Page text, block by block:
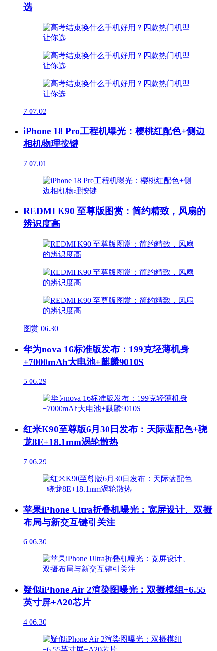
选
7 07.02
iPhone 18 Pro工程机曝光：樱桃红配色+侧边
相机物理按键
7 07.01
REDMI K90 至尊版图赏：简约精致，风扇的
辨识度高
图赏 06.30
华为nova 16标准版发布：199克轻薄机身
+7000mAh大电池+麒麟9010S
5 06.29
红米K90至尊版6月30日发布：天际蓝配色+骁
龙8E+18.1mm涡轮散热
7 06.29
苹果iPhone Ultra折叠机曝光：宽屏设计、双摄
布局与新交互键引关注
6 06.30
疑似iPhone Air 2渲染图曝光：双摄模组+6.55
英寸屏+A20芯片
4 06.30